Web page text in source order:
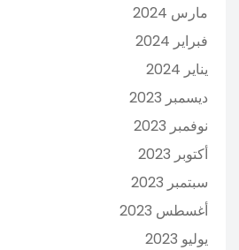
مارس 2024
فبراير 2024
يناير 2024
ديسمبر 2023
نوفمبر 2023
أكتوبر 2023
سبتمبر 2023
أغسطس 2023
يوليو 2023